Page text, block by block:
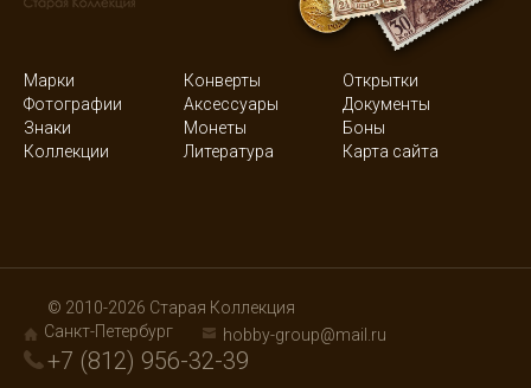
Марки Конверты
Открытки
Фотографии
Аксессуары
Документы
Знаки
Монеты
Боны
Коллекции
Литература Карта сайта
© 2010-2026 Старая Коллекция
Санкт-Петербург
hobby-group@mail.ru
+7 (812) 956-32-39